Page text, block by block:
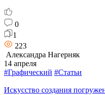
0
1
223
Александра Нагерняк
14 апреля
#Графический #Статьи
Искусство создания